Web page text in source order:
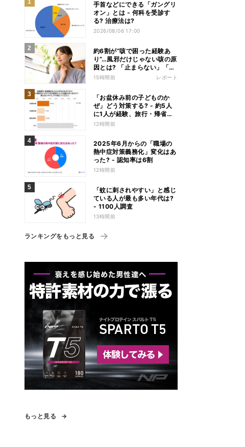
手首などにできる「ガングリ
オン」とは - 何科を受診す
る? 治療法は?
2026/08/06 17:00
約6割が“咳で困った経験あ
り”…風邪だけじゃない咳の原
因とは? 「止まらない」「眠
れない」悩みを医師が解説
15時間前 レポート
「お盆休み前の子どものか
ぜ」どう対策する? - 約5人
に1人が経験、旅行・帰省へ
の影響も
12時間前
2025年6月からの「職場の
熱中症対策義務化」変化はあ
った? - 認知率は6割
12時間前
「蚊に刺されやすい」と感じ
ている人が最も多い年代は?
- 1100人調査
13時間前
ランキングをもっと見る
もっと見る